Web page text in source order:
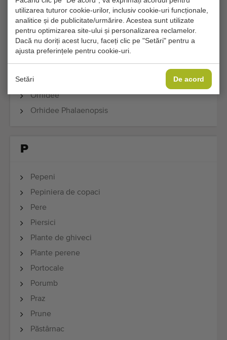
utilizarea tuturor cookie-urilor, inclusiv cookie-uri funcționale,
analitice și de publicitate/urmărire. Acestea sunt utilizate
pentru optimizarea site-ului și personalizarea reclamelor.
Dacă nu doriți acest lucru, faceți clic pe "Setări" pentru a
ajusta preferințele pentru cookie-uri.
Setări De acord
Nectarine
Nuci
O
Orhidee
Orhidee Phalaenopsis
P
Pepeni
Pepiniera de copaci
Pere
Piersici
Plante de ghiveci
Plante perene
Portocale
Porumb
Praz
Prune
Păstârnac